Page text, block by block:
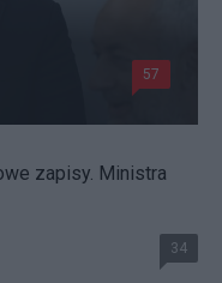
57
zapisy. Ministra
34